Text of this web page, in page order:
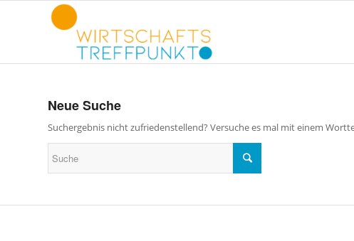
Neue Suche
Suchergebnis nicht zufriedenstellend? Versuche es mal mit einem